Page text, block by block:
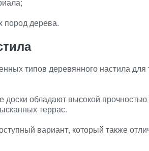
пород дерева.
типов деревянного настила
доски обладают высокой
террас.
вариант, который также